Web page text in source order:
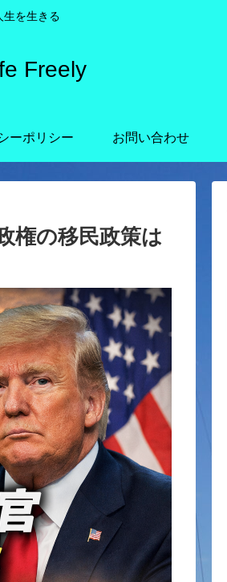
生を生きる
Freely
ーポリシー お問い合わせ
権の移民政策は